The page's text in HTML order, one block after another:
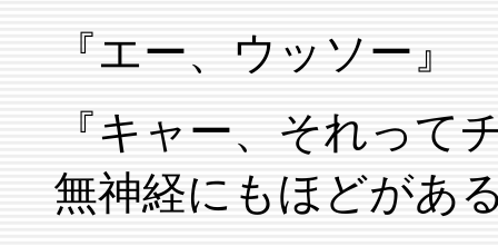
『エー、ウッソー』
『キャー、それって
無神経にもほどがあ